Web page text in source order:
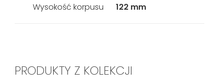
Wysokość korpusu 122 mm
PRODUKTY Z KOLEKCJI